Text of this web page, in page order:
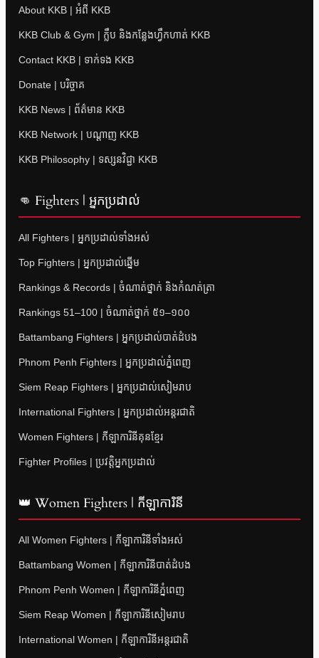
About KKB | អំពី KKB
KKB Club & Gym | ក្លឹប និងកន្លែងហ្វឹកហាត់ KKB
Contact KKB | ទាក់ទង KKB
Donate | បរិច្ចាគ
KKB News | ព័ត៌មាន KKB
KKB Network | បណ្តាញ KKB
KKB Philosophy | ទស្សនវិជ្ជា KKB
👊 Fighters | អ្នកប្រដាល់
All Fighters | អ្នកប្រដាល់ទាំងអស់
Top Fighters | អ្នកប្រដាល់ឆ្នើម
Rankings & Records | ចំណាត់ថ្នាក់ និងកំណត់ត្រា
Rankings 51–100 | ចំណាត់ថ្នាក់ ៥១–១០០
Battambang Fighters | អ្នកប្រដាល់បាត់ដំបង
Phnom Penh Fighters | អ្នកប្រដាល់ភ្នំពេញ
Siem Reap Fighters | អ្នកប្រដាល់សៀមរាប
International Fighters | អ្នកប្រដាល់អន្តរជាតិ
Women Fighters | កីឡាការិនីគុនខ្មែរ
Fighter Profiles | ប្រវត្តិអ្នកប្រដាល់
👑 Women Fighters | កីឡាការិនី
All Women Fighters | កីឡាការិនីទាំងអស់
Battambang Women | កីឡាការិនីបាត់ដំបង
Phnom Penh Women | កីឡាការិនីភ្នំពេញ
Siem Reap Women | កីឡាការិនីសៀមរាប
International Women | កីឡាការិនីអន្តរជាតិ